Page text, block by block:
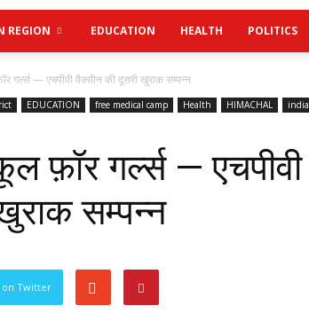
REGION EDUCATION HEALTH POLITICS
— एचपीवी वैक्सीन की दूसरी खुराक सम्पन्न
EDUCATION free medical camp Health HIMACHAL india
गर्ल्स — एचपीवी
सम्पन्न
Twitter